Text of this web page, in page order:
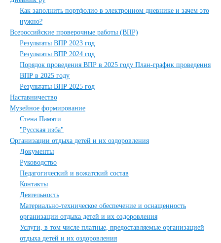
Как заполнить портфолио в электронном дневнике и зачем это
нужно?
Всероссийские проверочные работы (ВПР)
Результаты ВПР 2023 год
Результаты ВПР 2024 год
Порядок проведения ВПР в 2025 году План-график проведения
ВПР в 2025 году
Результаты ВПР 2025 год
Наставничество
Музейное формирование
Стена Памяти
"Русская изба"
Организации отдыха детей и их оздоровления
Документы
Руководство
Педагогический и вожатский состав
Контакты
Деятельность
Материально-техническое обеспечение и оснащенность
организации отдыха детей и их оздоровления
Услуги, в том числе платные, предоставляемые организацией
отдыха детей и их оздоровления